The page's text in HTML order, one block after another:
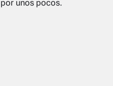
unos pocos.